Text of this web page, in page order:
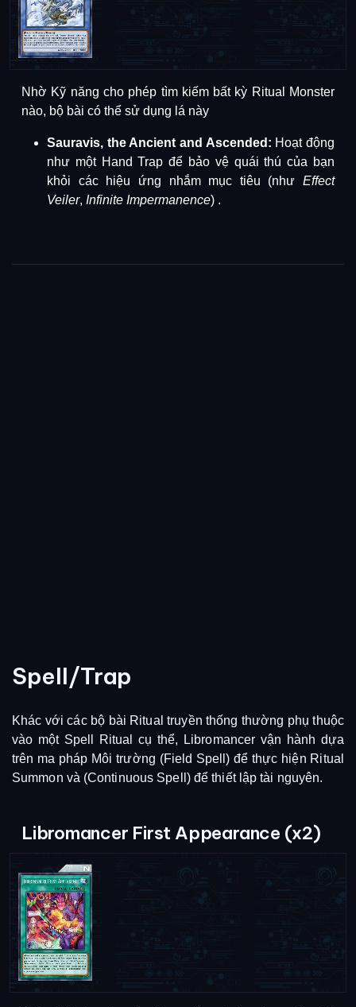
Nhờ Kỹ năng cho phép tìm kiếm bất kỳ Ritual Monster
nào, bộ bài có thể sử dụng lá này
Sauravis, the Ancient and Ascended: Hoạt động
như một Hand Trap để bảo vệ quái thú của bạn
khỏi các hiệu ứng nhắm mục tiêu (như Effect
Veiler, Infinite Impermanence) .
Spell/Trap
Khác với các bộ bài Ritual truyền thống thường phụ thuộc
vào một Spell Ritual cụ thể, Libromancer vận hành dựa
trên ma pháp Môi trường (Field Spell) để thực hiện Ritual
Summon và (Continuous Spell) để thiết lập tài nguyên.
Libromancer First Appearance (x2)